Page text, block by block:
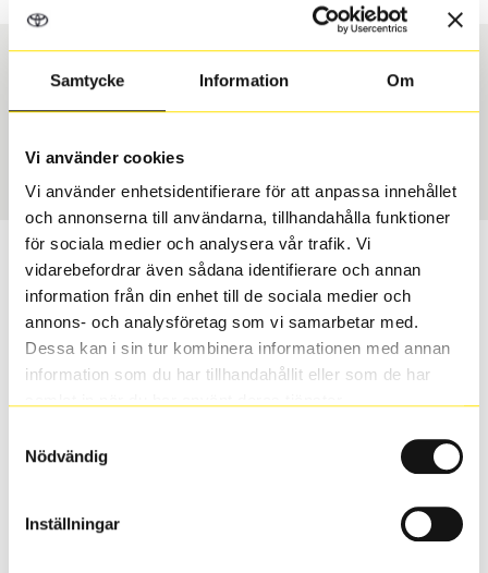
Samtycke Information Om
Vi använder cookies
Vi använder enhetsidentifierare för att anpassa innehållet
och annonserna till användarna, tillhandahålla funktioner
för sociala medier och analysera vår trafik. Vi
vidarebefordrar även sådana identifierare och annan
information från din enhet till de sociala medier och
annons- och analysföretag som vi samarbetar med.
Dessa kan i sin tur kombinera informationen med annan
information som du har tillhandahållit eller som de har
Nödvändig
Inställningar
Däcktyp
Sommar
Däckstorlek
225/55 R 17 101W
2610
Passar detta däck min bil?
Ange registreringsnummer för att se om det däck du
valt passar din bilmodell. Om du köper däck som skall
sättas på dina befintliga fälgar, se till att kolla en extra
inte vara samma dimension som bilen hade ut från